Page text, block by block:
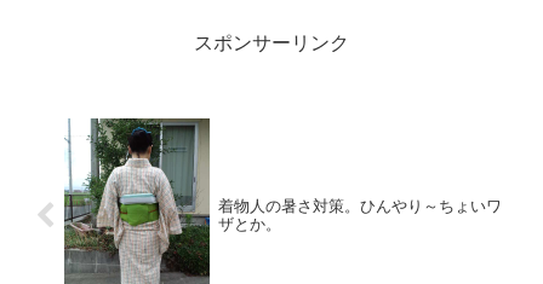
スポンサーリンク
着物人の暑さ対策。ひんやり～ちょいワ
ザとか。